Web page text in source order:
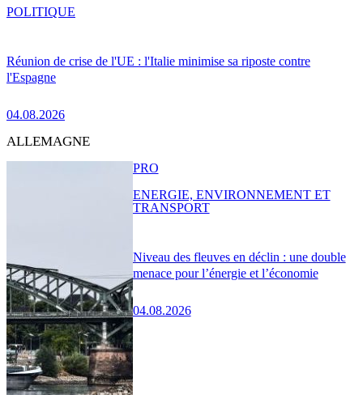
Réunion de crise de l'UE : l'Italie minimise sa riposte contre
l'Espagne
04.08.2026
POLITIQUE
ALLEMAGNE
Niveau des fleuves en déclin : une double
menace pour l’énergie et l’économie
04.08.2026
PRO
ENERGIE, ENVIRONNEMENT ET
TRANSPORT